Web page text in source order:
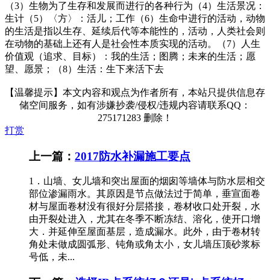
（3）生物为了生存和发展而进行的各种行为（4）生活景况：
生计（5）〈方〉：活儿；工作（6）生命中进行的活动，动物
的生活是指以生存、延续后代等本能性的，活动，人类社会则
在动物的基础上还有人是社会性本质实现的活动。（7）人生
价值观（追求、目标）：我的生活；图腾；未来的生活；愿
望、愿景；（8）生活：生下来活下去
【温馨提示】本文内容和观点为作者所有，本站只提供信息存
储空间服务，如有涉嫌抄袭/侵权/违规内容请联系QQ：
275171283 删除！
打赏
上一篇： 2017防水补漏施工要点
1．山墙、女儿墙和突出屋面的烟囱等墙体与防水层相交
部位渗漏雨水。其原因是节点做法过于简单，垂宣面卷
材与屋面卷材没有很好分层搭接，卷材收口处开裂，水
由开裂处进入，尤其在冬季不断冻结、溶化，使开口增
大．并延伸至屋面基层，造成漏水。此外，由于卷材转
角处未做成圆弧形、钝角或角太小，女儿墙压顶砂浆标
号低，未...